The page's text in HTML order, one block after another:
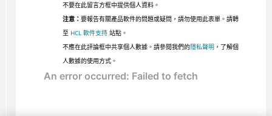
不要在此留言方框中提供個人資料。
注意： 要報告有關產品軟件的問題或疑問，請勿使用此表單。請轉
至 HCL 軟件支持站點。
不應在此評論框中共享個人數據。請參閱我們的隱私聲明 ，了解個
人數據的使用方式。